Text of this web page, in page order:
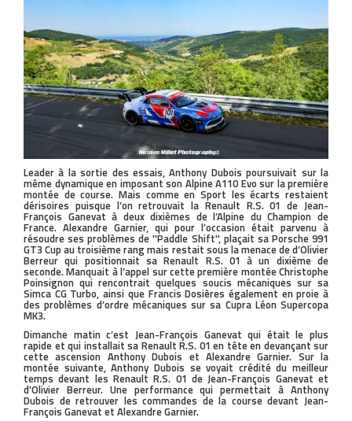
Leader à la sortie des essais, Anthony Dubois poursuivait sur la
même dynamique en imposant son Alpine A110 Evo sur la première
montée de course. Mais comme en Sport les écarts restaient
dérisoires puisque l’on retrouvait la Renault R.S. 01 de Jean-
François Ganevat à deux dixièmes de l’Alpine du Champion de
France. Alexandre Garnier, qui pour l’occasion était parvenu à
résoudre ses problèmes de ''Paddle Shift'', plaçait sa Porsche 991
GT3 Cup au troisième rang mais restait sous la menace de d’Olivier
Berreur qui positionnait sa Renault R.S. 01 à un dixième de
seconde. Manquait à l’appel sur cette première montée Christophe
Poinsignon qui rencontrait quelques soucis mécaniques sur sa
Simca CG Turbo, ainsi que Francis Dosières également en proie à
des problèmes d’ordre mécaniques sur sa Cupra Léon Supercopa
MK3.
Dimanche matin c’est Jean-François Ganevat qui était le plus
rapide et qui installait sa Renault R.S. 01 en tête en devançant sur
cette ascension Anthony Dubois et Alexandre Garnier. Sur la
montée suivante, Anthony Dubois se voyait crédité du meilleur
temps devant les Renault R.S. 01 de Jean-François Ganevat et
d’Olivier Berreur. Une performance qui permettait à Anthony
Dubois de retrouver les commandes de la course devant Jean-
François Ganevat et Alexandre Garnier.